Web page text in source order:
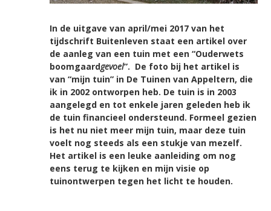
In de uitgave van april/mei 2017 van het
tijdschrift Buitenleven staat een artikel over
de aanleg van een tuin met een “Ouderwets
boomgaardgevoel”. De foto bij het artikel is
van “mijn tuin” in De Tuinen van Appeltern, die
ik in 2002 ontworpen heb. De tuin is in 2003
aangelegd en tot enkele jaren geleden heb ik
de tuin financieel ondersteund. Formeel gezien
is het nu niet meer mijn tuin, maar deze tuin
voelt nog steeds als een stukje van mezelf.
Het artikel is een leuke aanleiding om nog
eens terug te kijken en mijn visie op
tuinontwerpen tegen het licht te houden.